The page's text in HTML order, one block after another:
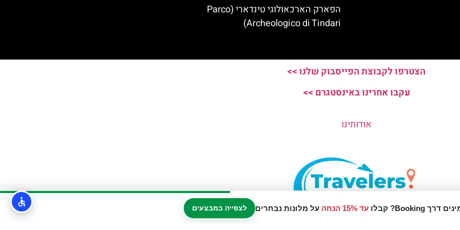
עד 15% הנחה על מלונות נבחרים לצפייה במבצעים
הפארק הארכאולוגי טינדארי (Parco
Archeologico di Tindari)
הצטרפו לקבוצת הפייסבוק שלנו >>
עקבו אחרינו באינסטגרם >>
אודותינו